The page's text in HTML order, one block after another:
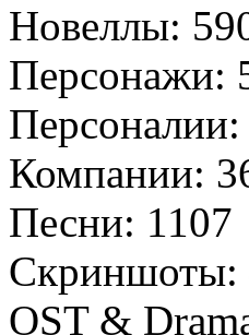
Новеллы:
Персонажи:
Компании:
Песни: 1107
Скриншоты:
OST &